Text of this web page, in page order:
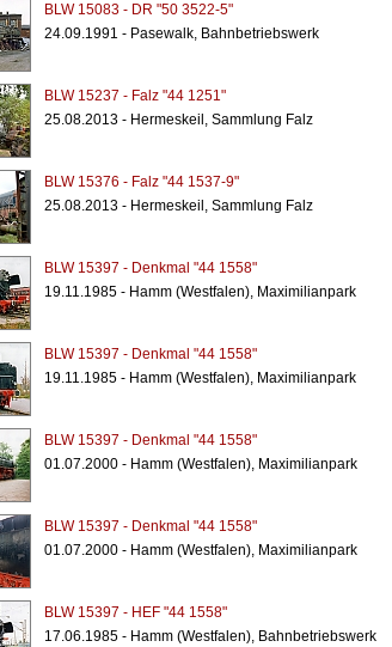
BLW 15083 - DR "50 3522-5"
24.09.1991 - Pasewalk, Bahnbetriebswerk
BLW 15237 - Falz "44 1251"
25.08.2013 - Hermeskeil, Sammlung Falz
BLW 15376 - Falz "44 1537-9"
25.08.2013 - Hermeskeil, Sammlung Falz
BLW 15397 - Denkmal "44 1558"
19.11.1985 - Hamm (Westfalen), Maximilianpark
BLW 15397 - Denkmal "44 1558"
19.11.1985 - Hamm (Westfalen), Maximilianpark
BLW 15397 - Denkmal "44 1558"
01.07.2000 - Hamm (Westfalen), Maximilianpark
BLW 15397 - Denkmal "44 1558"
01.07.2000 - Hamm (Westfalen), Maximilianpark
BLW 15397 - HEF "44 1558"
17.06.1985 - Hamm (Westfalen), Bahnbetriebswerk